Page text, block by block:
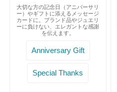
大切な方の記念日（アニバーサリ
ー）やギフトに添えるメッセージ
カードに。ブランド品やジュエリ
ーに負けない、エレガントな感謝
を伝えます。
Anniversary Gift
Special Thanks